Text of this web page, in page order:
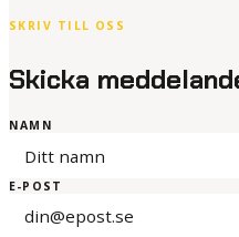
SKRIV TILL OSS
Skicka
NAMN
E-POST